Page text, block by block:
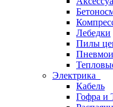
Лебедки
Пилы
Электрика
Кабель
Гофра и